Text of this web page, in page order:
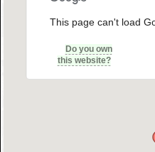
This page can't load
Do you own
this website?